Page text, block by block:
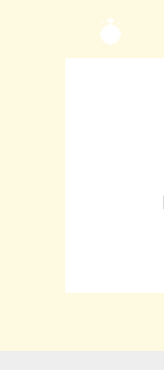
contenido